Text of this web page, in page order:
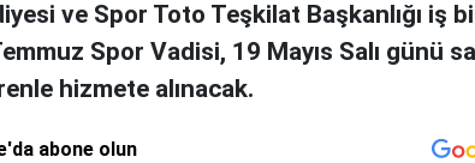
ve Spor Toto Teşkilat Başkanlığı iş
Spor Vadisi, 19 Mayıs Salı günü
hizmete alınacak.
abone olun